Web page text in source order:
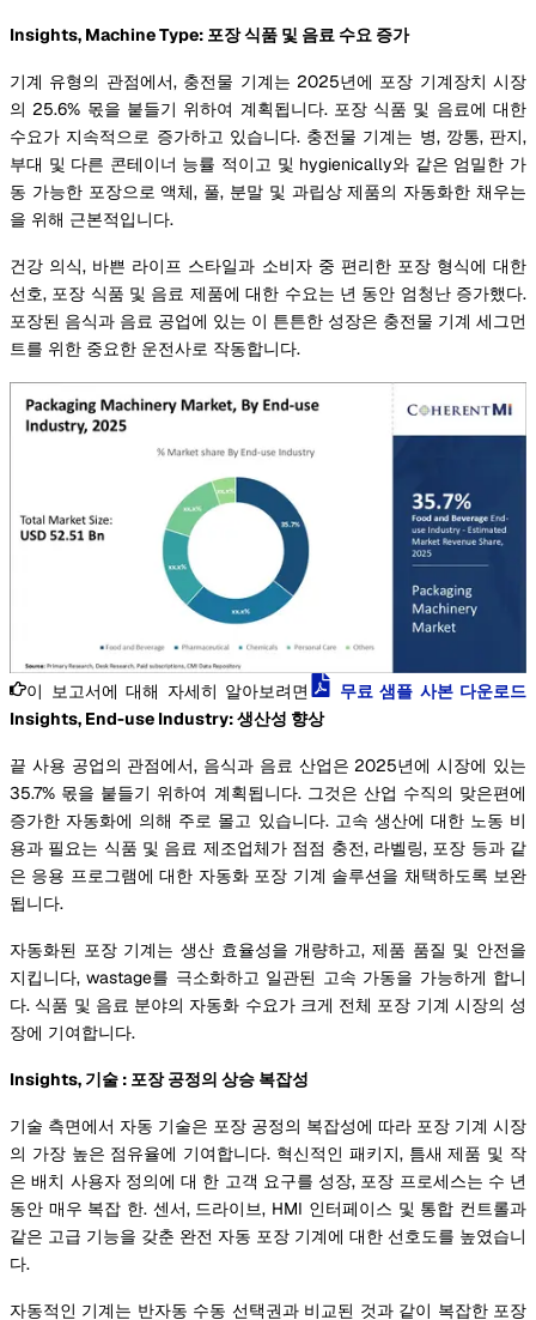
Insights, Machine Type: 포장 식품 및 음료 수요 증가
기계 유형의 관점에서, 충전물 기계는 2025년에 포장 기계장치 시장
의 25.6% 몫을 붙들기 위하여 계획됩니다. 포장 식품 및 음료에 대한
수요가 지속적으로 증가하고 있습니다. 충전물 기계는 병, 깡통, 판지,
부대 및 다른 콘테이너 능률 적이고 및 hygienically와 같은 엄밀한 가
동 가능한 포장으로 액체, 풀, 분말 및 과립상 제품의 자동화한 채우는
을 위해 근본적입니다.
건강 의식, 바쁜 라이프 스타일과 소비자 중 편리한 포장 형식에 대한
선호, 포장 식품 및 음료 제품에 대한 수요는 년 동안 엄청난 증가했다.
포장된 음식과 음료 공업에 있는 이 튼튼한 성장은 충전물 기계 세그먼
트를 위한 중요한 운전사로 작동합니다.
이 보고서에 대해 자세히 알아보려면
무료 샘플 사본 다운로드
Insights, End-use Industry: 생산성 향상
끝 사용 공업의 관점에서, 음식과 음료 산업은 2025년에 시장에 있는
35.7% 몫을 붙들기 위하여 계획됩니다. 그것은 산업 수직의 맞은편에
증가한 자동화에 의해 주로 몰고 있습니다. 고속 생산에 대한 노동 비
용과 필요는 식품 및 음료 제조업체가 점점 충전, 라벨링, 포장 등과 같
은 응용 프로그램에 대한 자동화 포장 기계 솔루션을 채택하도록 보완
됩니다.
자동화된 포장 기계는 생산 효율성을 개량하고, 제품 품질 및 안전을
지킵니다, wastage를 극소화하고 일관된 고속 가동을 가능하게 합니
다. 식품 및 음료 분야의 자동화 수요가 크게 전체 포장 기계 시장의 성
장에 기여합니다.
Insights, 기술 : 포장 공정의 상승 복잡성
기술 측면에서 자동 기술은 포장 공정의 복잡성에 따라 포장 기계 시장
의 가장 높은 점유율에 기여합니다. 혁신적인 패키지, 틈새 제품 및 작
은 배치 사용자 정의에 대 한 고객 요구를 성장, 포장 프로세스는 수 년
동안 매우 복잡 한. 센서, 드라이브, HMI 인터페이스 및 통합 컨트롤과
같은 고급 기능을 갖춘 완전 자동 포장 기계에 대한 선호도를 높였습니
다.
자동적인 기계는 반자동 수동 선택권과 비교된 것과 같이 복잡한 포장